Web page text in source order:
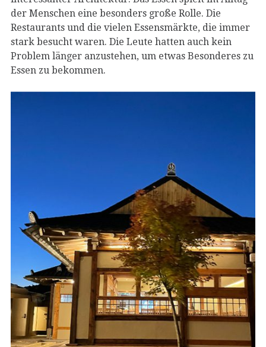
der Menschen eine besonders große Rolle. Die
Restaurants und die vielen Essensmärkte, die immer
stark besucht waren. Die Leute hatten auch kein
Problem länger anzustehen, um etwas Besonderes zu
Essen zu bekommen.